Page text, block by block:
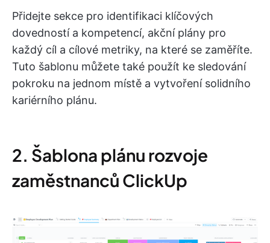
Přidejte sekce pro identifikaci klíčových
dovedností a kompetencí, akční plány pro
každý cíl a cílové metriky, na které se zaměříte.
Tuto šablonu můžete také použít ke sledování
pokroku na jednom místě a vytvoření solidního
kariérního plánu.
2. Šablona plánu rozvoje
zaměstnanců ClickUp